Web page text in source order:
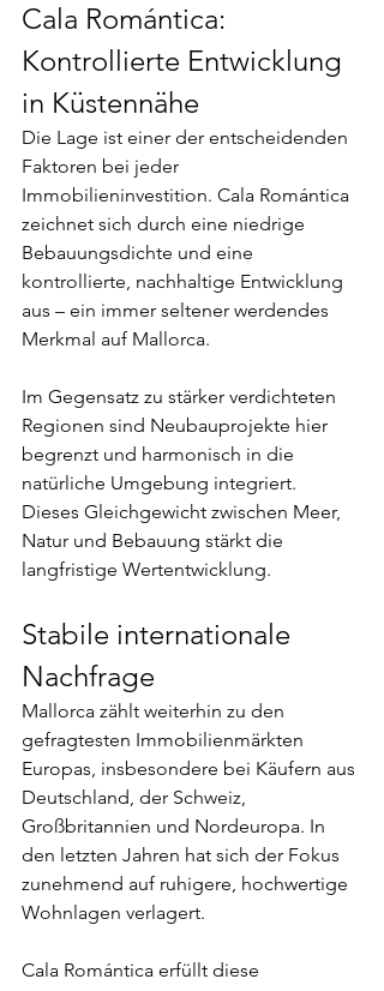
Cala Romántica:
Kontrollierte Entwicklung
in Küstennähe
Die Lage ist einer der entscheidenden
Faktoren bei jeder
Immobilieninvestition. Cala Romántica
zeichnet sich durch eine niedrige
Bebauungsdichte und eine
kontrollierte, nachhaltige Entwicklung
aus – ein immer seltener werdendes
Merkmal auf Mallorca.
Im Gegensatz zu stärker verdichteten
Regionen sind Neubauprojekte hier
begrenzt und harmonisch in die
natürliche Umgebung integriert.
Dieses Gleichgewicht zwischen Meer,
Natur und Bebauung stärkt die
langfristige Wertentwicklung.
Stabile internationale
Nachfrage
Mallorca zählt weiterhin zu den
gefragtesten Immobilienmärkten
Europas, insbesondere bei Käufern aus
Deutschland, der Schweiz,
Großbritannien und Nordeuropa. In
den letzten Jahren hat sich der Fokus
zunehmend auf ruhigere, hochwertige
Wohnlagen verlagert.
Cala Romántica erfüllt diese